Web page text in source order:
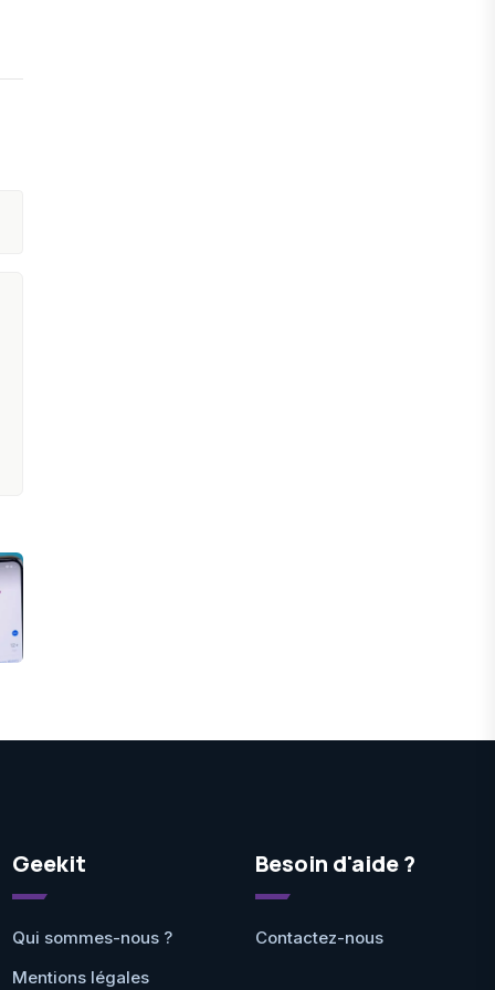
Geekit
Qui sommes-nous ?
Mentions légales
Besoin d'aide ?
Contactez-nous